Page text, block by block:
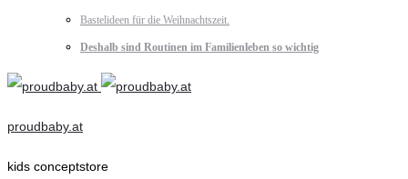
Bastelideen für die Weihnachtszeit.
Deshalb sind Routinen im Familienleben so wichtig
proudbaby.at
kids conceptstore